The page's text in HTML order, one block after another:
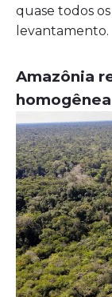
quase todos
levantamento.
Amazônia
homogênea